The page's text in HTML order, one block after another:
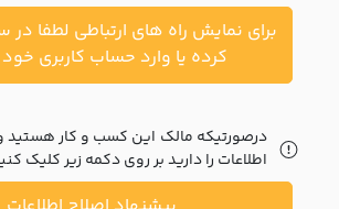
متداول
خواست
برای نمایش راه های ارتباطی لطفا در
کرده یا وارد حساب کاربری
درصورتیکه مالک این کسب و کار هستید و
اطلاعات را دارید بر روی دکمه زیر کلیک